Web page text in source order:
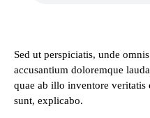
Sed ut perspiciatis, unde
accusantium doloremque
quae ab illo inventore veritatis
sunt, explicabo.